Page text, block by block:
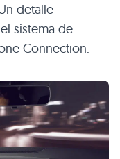
detalle
sistema de
Connection.